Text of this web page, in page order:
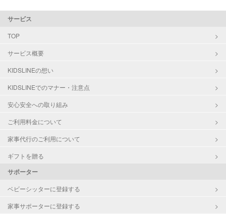
サービス
TOP
サービス概要
KIDSLINEの想い
KIDSLINEでのマナー・注意点
安心安全への取り組み
ご利用料金について
家事代行のご利用について
ギフトを贈る
サポーター
ベビーシッターに登録する
家事サポーターに登録する